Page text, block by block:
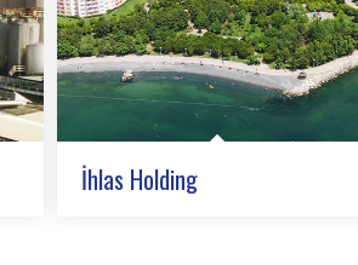
İhlas Holding